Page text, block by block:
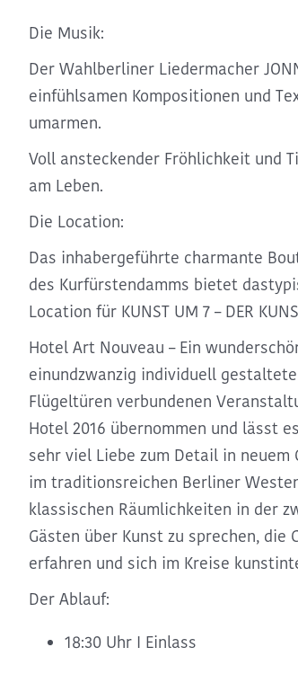
Die Musik:
Der Wahlberliner Liedermacher
einfühlsamen Kompositionen und
umarmen.
Voll ansteckender Fröhlichkeit und
am Leben.
Die Location:
Das inhabergeführte charmante
des Kurfürstendamms bietet das
Location für KUNST UM 7 – DER
Hotel Art Nouveau – Ein
einundzwanzig individuell
Flügeltüren verbundenen
Hotel 2016 übernommen und lässt
sehr viel Liebe zum Detail in
im traditionsreichen Berliner
klassischen Räumlichkeiten in der
Gästen über Kunst zu sprechen, die
erfahren und sich im Kreise
Der Ablauf:
18:30 Uhr I Einlass